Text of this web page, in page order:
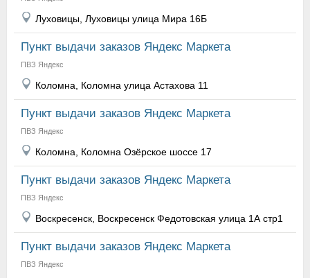
Луховицы, Луховицы улица Мира 16Б
Пункт выдачи заказов Яндекс Маркета
ПВЗ Яндекс
Коломна, Коломна улица Астахова 11
Пункт выдачи заказов Яндекс Маркета
ПВЗ Яндекс
Коломна, Коломна Озёрское шоссе 17
Пункт выдачи заказов Яндекс Маркета
ПВЗ Яндекс
Воскресенск, Воскресенск Федотовская улица 1А стр1
Пункт выдачи заказов Яндекс Маркета
ПВЗ Яндекс